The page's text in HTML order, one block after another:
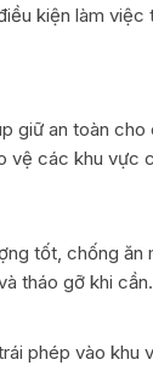
kiện làm việc
giữ an toàn
vệ các khu vực
tốt, chống ăn
tháo gỡ khi cần.
phép vào khu